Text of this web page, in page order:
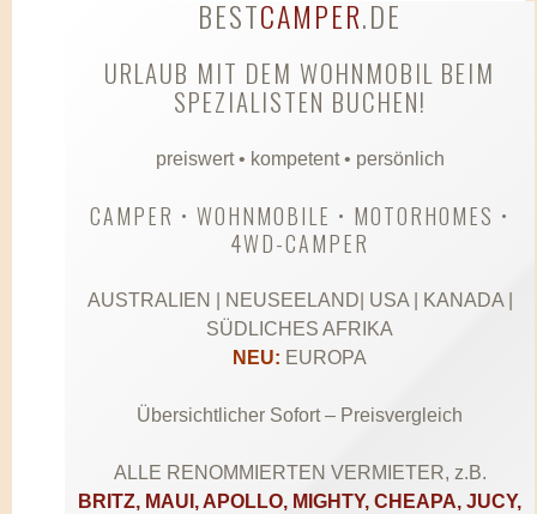
BESTCAMPER.DE
URLAUB MIT DEM WOHNMOBIL BEIM
SPEZIALISTEN BUCHEN!
preiswert • kompetent • persönlich
CAMPER • WOHNMOBILE • MOTORHOMES •
4WD-CAMPER
AUSTRALIEN | NEUSEELAND| USA | KANADA |
SÜDLICHES AFRIKA
NEU: EUROPA
Übersichtlicher Sofort – Preisvergleich
ALLE RENOMMIERTEN VERMIETER, z.B.
BRITZ, MAUI, APOLLO, MIGHTY, CHEAPA, JUCY,